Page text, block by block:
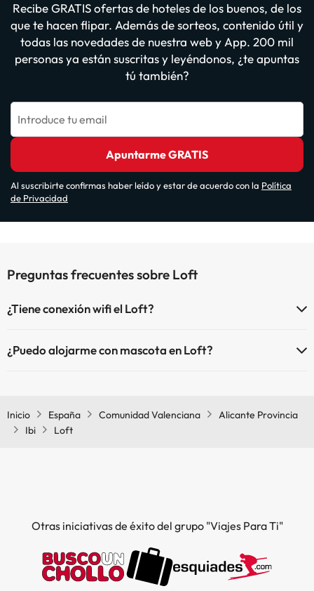
Recibe GRATIS ofertas de hoteles de los buenos, de los
que te hacen flipar. Además de sorteos, contenido útil y
todas las novedades de nuestra web y App. 200 mil
personas ya están suscritas y leyéndonos, ¿te apuntas
tú también?
Introduce tu email
Apuntarme GRATIS
Al suscribirte confirmas haber leído y estar de acuerdo con la Política
de Privacidad
Preguntas frecuentes sobre Loft
¿Tiene conexión wifi el Loft?
¿Puedo alojarme con mascota en Loft?
Inicio España Comunidad Valenciana
Alicante Provincia
Ibi
Loft
Otras iniciativas de éxito del grupo "Viajes Para Ti"